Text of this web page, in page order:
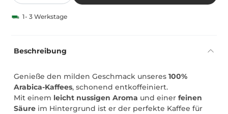
1- 3 Werkstage
Beschreibung
Genieße den milden Geschmack unseres 100%
Arabica-Kaffees, schonend entkoffeiniert.
Mit einem leicht nussigen Aroma und einer feinen
Säureim Hintergrund ist er der perfekte Kaffee für